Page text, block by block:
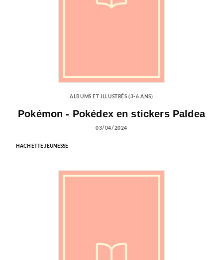
ALBUMS ET ILLUSTRÉS (3-6 ANS)
Pokémon - Pokédex en stickers Paldea
03/04/2024
HACHETTE JEUNESSE